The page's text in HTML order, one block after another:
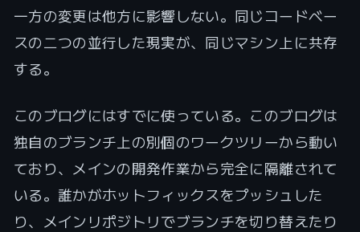
一方の変更は他方に影響しない。同じコードベー
スの二つの並行した現実が、同じマシン上に共存
する。
このブログにはすでに使っている。このブログは
独自のブランチ上の別個のワークツリーから動い
ており、メインの開発作業から完全に隔離されて
いる。誰かがホットフィックスをプッシュした
り、メインリポジトリでブランチを切り替えたり